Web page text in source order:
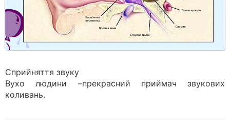
Сприйняття звуку
Вухо людини –прекрасний приймач звукових
коливань.